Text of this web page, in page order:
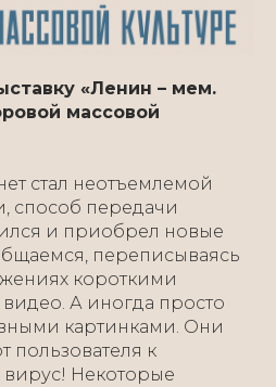
«Ленин – мем.
массовой
стал неотъемлемой
способ передачи
и приобрел новые
переписываясь
короткими
А иногда просто
картинками. Они
пользователя к
вирус! Некоторые